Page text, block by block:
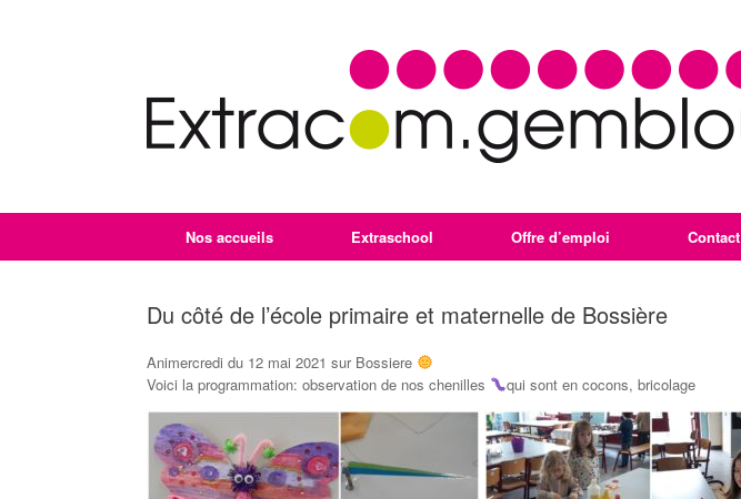
Nos accueils Extraschool Offre d’emploi Contact
Du côté de l’école primaire et maternelle de Bossière
Animercredi du 12 mai 2021 sur Bossiere
Voici la programmation: observation de nos chenilles
qui sont en cocons, bricolage